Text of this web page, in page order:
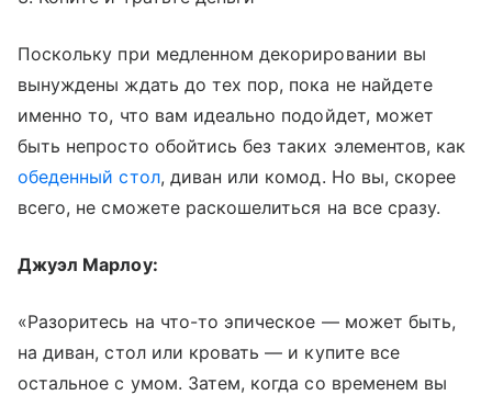
Поскольку при медленном декорировании вы
вынуждены ждать до тех пор, пока не найдете
именно то, что вам идеально подойдет, может
быть непросто обойтись без таких элементов, как
обеденный стол, диван или комод. Но вы, скорее
всего, не сможете раскошелиться на все сразу.
Джуэл Марлоу:
«Разоритесь на что-то эпическое — может быть,
на диван, стол или кровать — и купите все
остальное с умом. Затем, когда со временем вы